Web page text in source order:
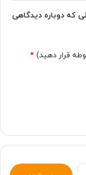
که دوباره دیدگاهی
قرار دهید) *
جستجو